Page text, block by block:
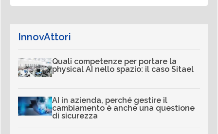
InnovAttori
Quali competenze per portare la
physical AI nello spazio: il caso Sitael
AI in azienda, perché gestire il
cambiamento è anche una questione
di sicurezza